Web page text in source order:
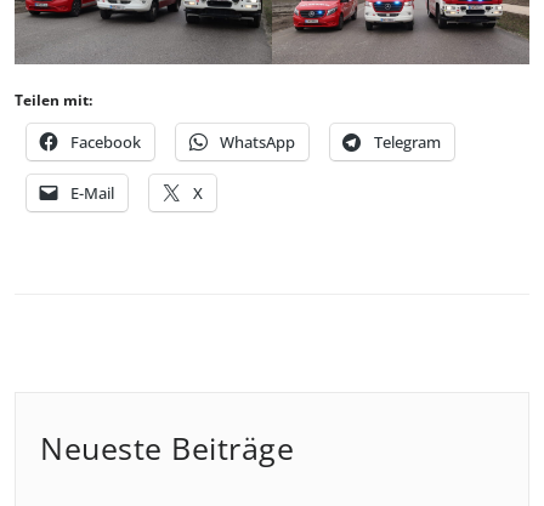
Teilen mit:
Facebook WhatsApp Telegram
E-Mail X
Neueste Beiträge